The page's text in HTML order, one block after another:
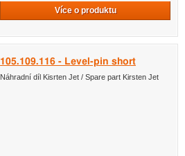
Více o produktu
105.109.116 - Level-pin short
Náhradní díl Kisrten Jet / Spare part Kirsten Jet